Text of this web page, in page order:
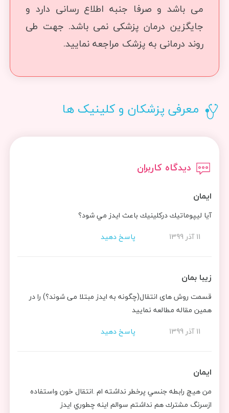
می باشد و صرفا جنبه اطلاع رسانی دارد و
جایگزین درمان پزشکی نمی باشد. جهت طی
روند درمانی به پزشک مراجعه نمایید.
معرفی پزشکان و کلینیک ها
دیدگاه کاربران
ايمان
آيا ليپوماتيك دركلينيك باعث ايدز مي شود؟
11 آذر 1399
پاسخ دهید
زیبا بمان
قسمت روش های انتقال(چگونه به ایدز مبتلا می شوند؟) را در
همین مقاله مطالعه نمایید
11 آذر 1399
پاسخ دهید
ايمان
من هيچ رابطه جنسي پرخطر نداشته ام .انتقال خون واستفاده
ازسرنگ مشترك هم نداشتم سوالم اينه چطوري ايدز